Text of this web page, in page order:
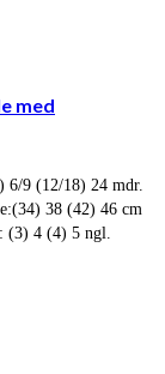
med
9 (12/18) 24 mdr.
38 (42) 46 cm
(3) 4 (4) 5 ngl.